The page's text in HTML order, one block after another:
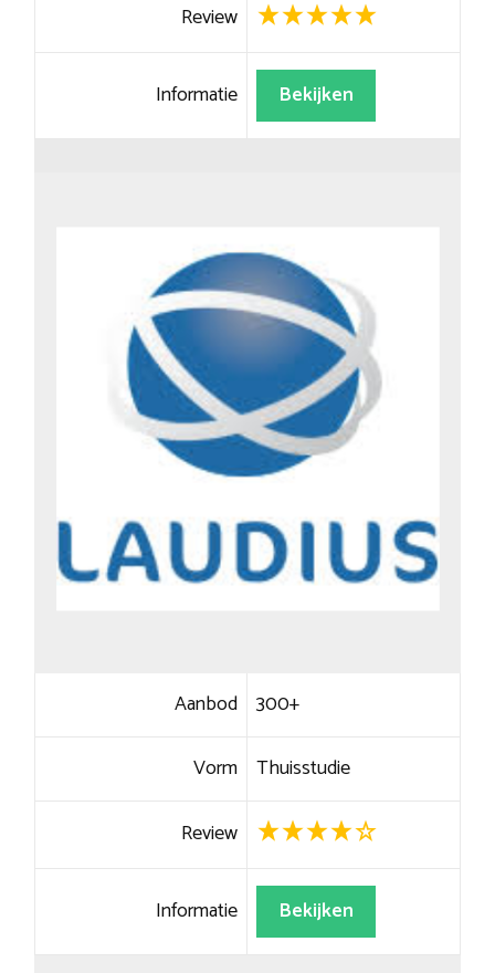
Review
Informatie Bekijken
Aanbod 300+
Vorm Thuisstudie
Review
Informatie Bekijken